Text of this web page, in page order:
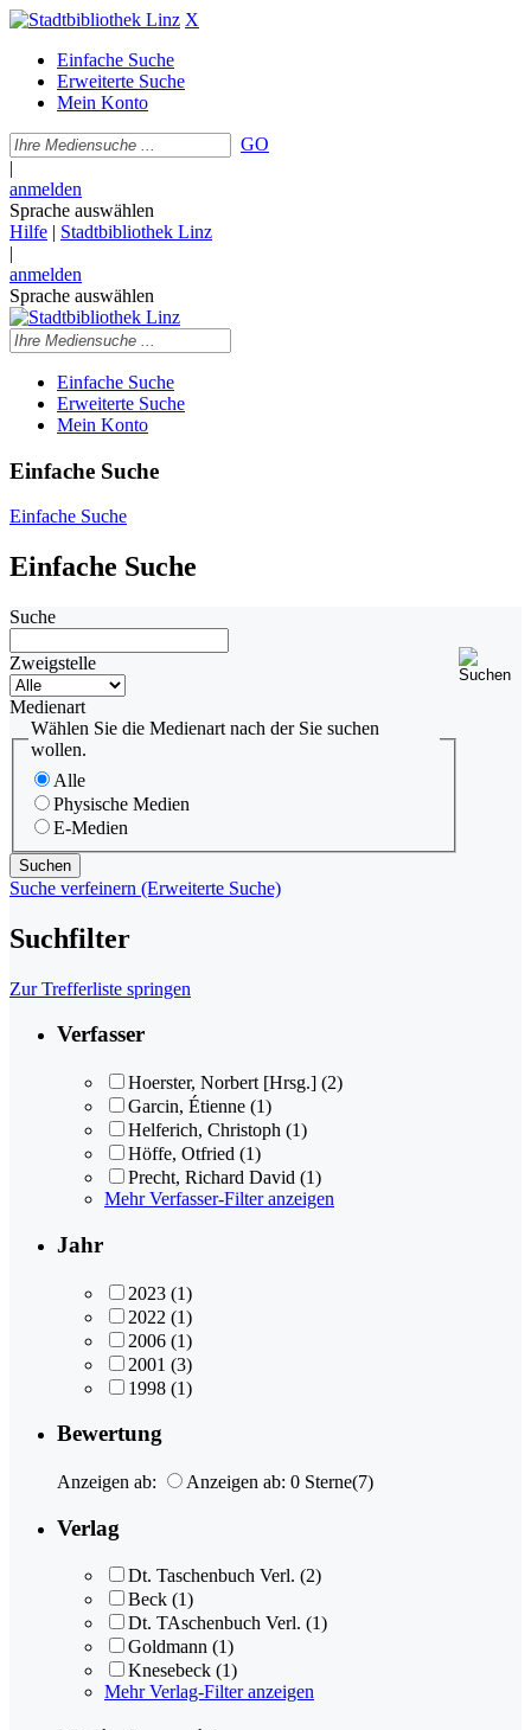
X
Einfache Suche
Erweiterte Suche
Mein Konto
GO
|
anmelden
Sprache auswählen
Hilfe | Stadtbibliothek Linz
|
anmelden
Sprache auswählen
Einfache Suche
Erweiterte Suche
Mein Konto
Einfache Suche
Einfache Suche
Einfache Suche
Suche
Zweigstelle
Medienart
Wählen Sie die Medienart nach der Sie suchen
wollen.
Alle
Physische Medien
E-Medien
Suche verfeinern (Erweiterte Suche)
Suchfilter
Zur Trefferliste springen
Verfasser
Hoerster, Norbert [Hrsg.] (2)
Garcin, Étienne (1)
Helferich, Christoph (1)
Höffe, Otfried (1)
Precht, Richard David (1)
Mehr Verfasser-Filter anzeigen
Jahr
2023 (1)
2022 (1)
2006 (1)
2001 (3)
1998 (1)
Bewertung
Anzeigen ab: Anzeigen ab: 0 Sterne(7)
Verlag
Dt. Taschenbuch Verl. (2)
Beck (1)
Dt. TAschenbuch Verl. (1)
Goldmann (1)
Knesebeck (1)
Mehr Verlag-Filter anzeigen